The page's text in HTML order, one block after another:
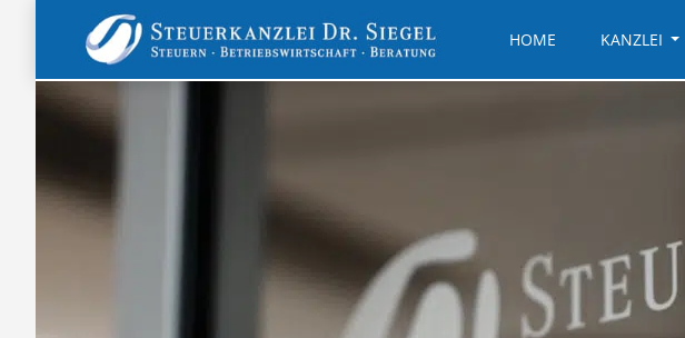
HOME KANZLEI